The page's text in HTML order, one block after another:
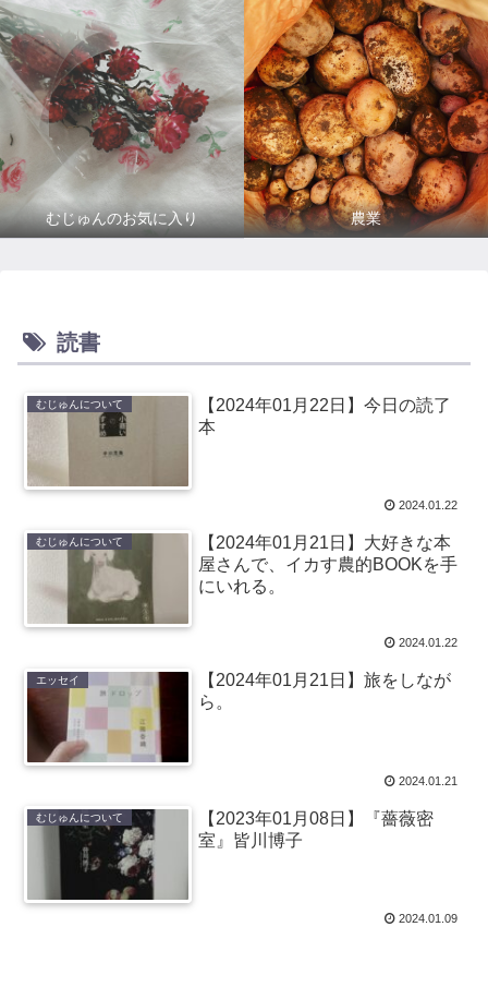
むじゅんのお気に入り 農業
読書
むじゅんについて
【2024年01月22日】今日の読了
本
2024.01.22
むじゅんについて
【2024年01月21日】大好きな本
屋さんで、イカす農的BOOKを手
にいれる。
2024.01.22
エッセイ
【2024年01月21日】旅をしなが
ら。
2024.01.21
むじゅんについて
【2023年01月08日】『薔薇密
室』皆川博子
2024.01.09